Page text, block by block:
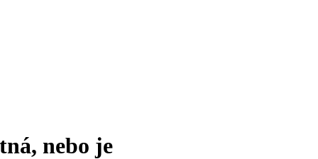
nebo je